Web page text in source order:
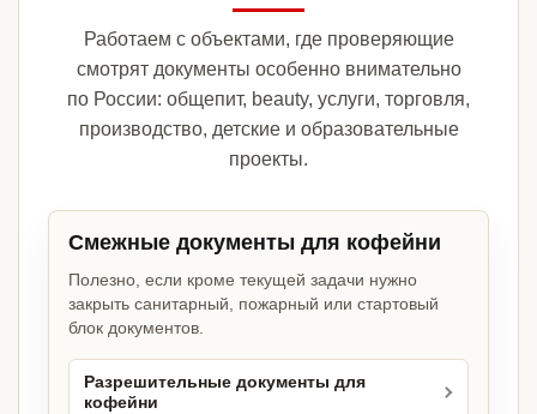
Работаем с объектами, где проверяющие
смотрят документы особенно внимательно
по России: общепит, beauty, услуги, торговля,
производство, детские и образовательные
проекты.
Смежные документы для кофейни
Полезно, если кроме текущей задачи нужно
закрыть санитарный, пожарный или стартовый
блок документов.
Разрешительные документы для
кофейни